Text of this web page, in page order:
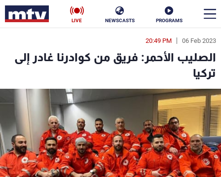
PROGRAMS
NEWSCASTS
LIVE
06 Feb 2023
20:49 PM
الصليب الأحمر: فريق من كوادرنا غادر إلى
تركيا
en
الأخبار
سياسة ناس
إقتصاد فن
منوعات رياضة
كأس العالم